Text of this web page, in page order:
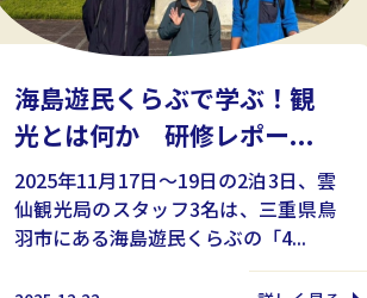
海島遊民くらぶで学ぶ！観
光とは何か 研修レポー...
2025年11月17日～19日の2泊3日、雲
仙観光局のスタッフ3名は、三重県鳥
羽市にある海島遊民くらぶの「4...